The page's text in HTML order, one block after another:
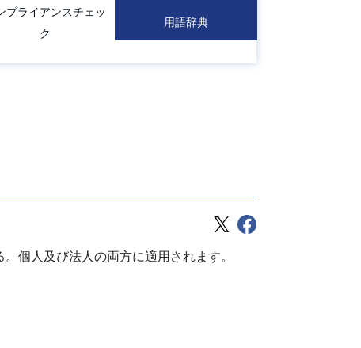
プライアンスチェッ
ク
用語辞典
個人及び法人の両方に適用されます。